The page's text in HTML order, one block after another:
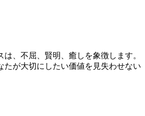
、不屈、賢明、癒しを象徴します。
たが大切にしたい価値を見失わせない